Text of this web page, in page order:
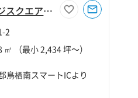
【佐賀県鳥栖市】ロジスクエア鳥栖Ⅱ
2
㎡ （最小 2,434 坪～）
栖南スマートICより